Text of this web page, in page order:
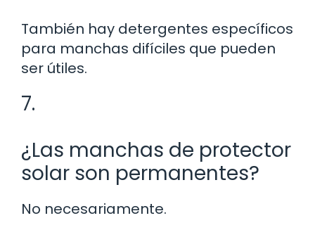
También hay detergentes específicos
para manchas difíciles que pueden
ser útiles.
7.
¿Las manchas de protector
solar son permanentes?
No necesariamente.